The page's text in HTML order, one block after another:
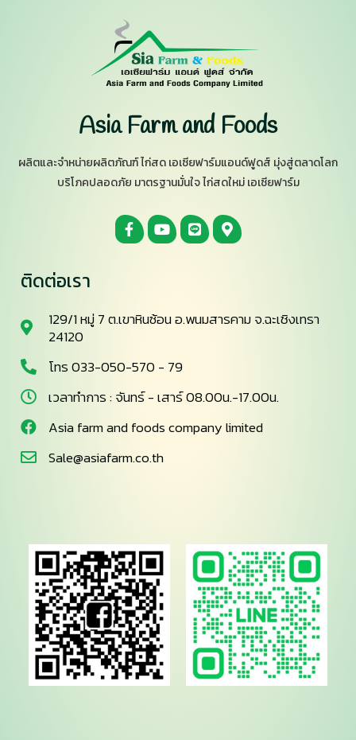
Asia Farm and Foods
ผลิตและจำหน่ายผลิตภัณฑ์ ไก่สด เอเซียฟาร์มแอนด์ฟูดส์ มุ่งสู่ตลาดโลก
บริโภคปลอดภัย มาตรฐานมั่นใจ ไก่สดใหม่ เอเซียฟาร์ม
ติดต่อเรา
129/1 หมู่ 7 ต.เขาหินซ้อน อ.พนมสารคาม จ.ฉะเชิงเทรา
24120
โทร 033-050-570 - 79
เวลาทำการ : จันทร์ - เสาร์ 08.00น.-17.00น.
Asia farm and foods company limited
Sale@asiafarm.co.th